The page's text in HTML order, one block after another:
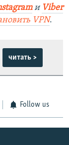
и Viber
VPN.
читать >
Follow us